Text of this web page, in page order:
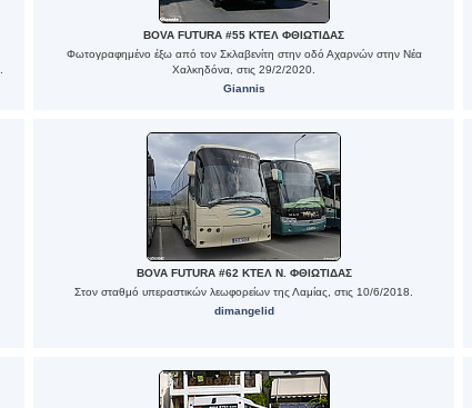
BOVA FUTURA #55 ΚΤΕΛ ΦΘΙΩΤΙΔΑΣ
Φωτογραφημένο έξω από τον Σκλαβενίτη στην οδό Αχαρνών στην Νέα
Χαλκηδόνα, στις 29/2/2020.
Giannis
BOVA FUTURA #62 ΚΤΕΛ Ν. ΦΘΙΩΤΙΔΑΣ
Στον σταθμό υπεραστικών λεωφορείων της Λαμίας, στις 10/6/2018.
dimangelid